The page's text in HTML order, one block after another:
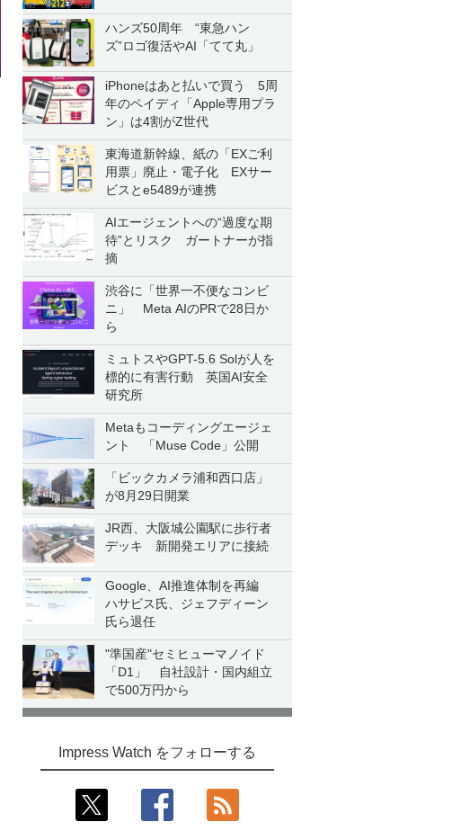
ハンズ50周年 “東急ハン
ズ”ロゴ復活やAI「てて丸」
iPhoneはあと払いで買う 5周
年のペイディ「Apple専用プラ
ン」は4割がZ世代
東海道新幹線、紙の「EXご利
用票」廃止・電子化 EXサー
ビスとe5489が連携
AIエージェントへの“過度な期
待”とリスク ガートナーが指
摘
渋谷に「世界一不便なコンビ
ニ」 Meta AIのPRで28日か
ら
ミュトスやGPT-5.6 Solが人を
標的に有害行動 英国AI安全
研究所
Metaもコーディングエージェ
ント 「Muse Code」公開
「ビックカメラ浦和西口店」
が8月29日開業
JR西、大阪城公園駅に歩行者
デッキ 新開発エリアに接続
Google、AI推進体制を再編
ハサビス氏、ジェフディーン
氏ら退任
"準国産"セミヒューマノイド
「D1」 自社設計・国内組立
で500万円から
Impress Watch をフォローする